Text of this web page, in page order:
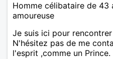
Homme célibataire de 43
amoureuse
Je suis ici pour
N'hésitez pas de me
l'esprit ,comme un Prince.